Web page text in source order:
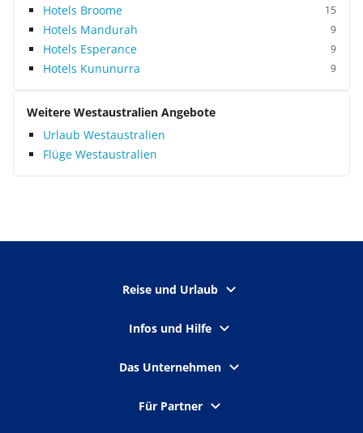
Hotels Broome 15
Hotels Mandurah 9
Hotels Esperance 9
Hotels Kununurra 9
Weitere Westaustralien Angebote
Urlaub Westaustralien
Flüge Westaustralien
Reise und Urlaub
Infos und Hilfe
Das Unternehmen
Für Partner